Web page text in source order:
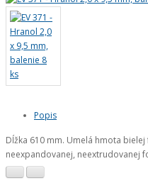
Popis
Dĺžka 610 mm. Umelá hmota
neexpandovanej, neextrudovanej